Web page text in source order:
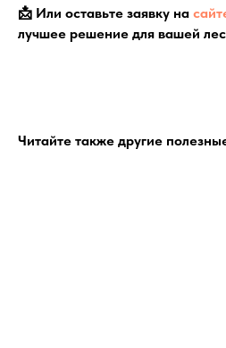
📩 Или оставьте заявку на
лучшее решение для вашей
Читайте также другие